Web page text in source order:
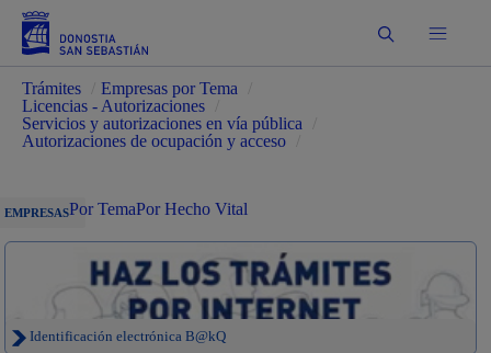
Buscar
Trámites Empresas por Tema
Licencias - Autorizaciones
Servicios y autorizaciones en vía pública
Autorizaciones de ocupación y acceso
EMPRESASPor TemaPor Hecho Vital
Identificación electrónica B@kQ